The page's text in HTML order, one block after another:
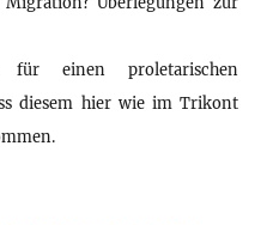
für einen proletarischen
diesem hier wie im Trikont